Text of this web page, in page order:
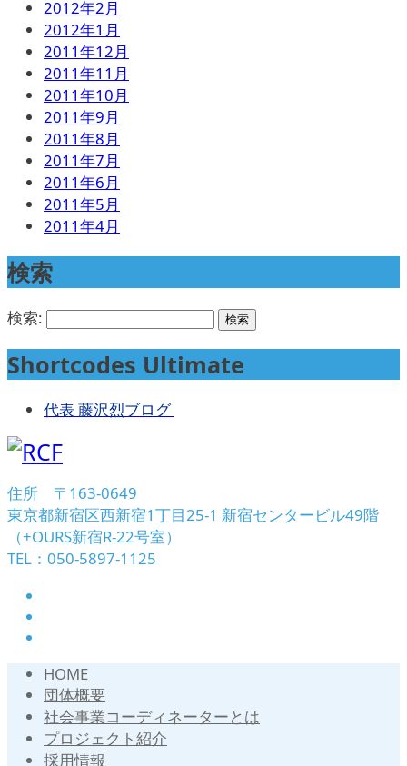
2012年2月
2012年1月
2011年12月
2011年11月
2011年10月
2011年9月
2011年8月
2011年7月
2011年6月
2011年5月
2011年4月
検索
検索:
Shortcodes Ultimate
代表 藤沢烈ブログ
住所 〒163-0649
東京都新宿区西新宿1丁目25-1 新宿センタービル49階
（+OURS新宿R-22号室）
TEL：050-5897-1125
HOME
団体概要
社会事業コーディネーターとは
プロジェクト紹介
採用情報